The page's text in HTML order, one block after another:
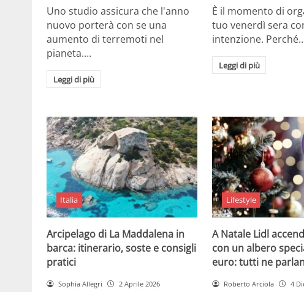
Uno studio assicura che l'anno
nuovo porterà con se una
aumento di terremoti nel
pianeta.…
Leggi di più
È il momento di
tuo venerdì sera
intenzione.
Leggi di più
Italia
Arcipelago di La Maddalena in
barca: itinerario, soste e consigli
pratici
Sophia Allegri 2 Aprile 2026
Lifestyle
A Natale Lidl
con un albero
euro: tutti ne
Roberto Arciola 4